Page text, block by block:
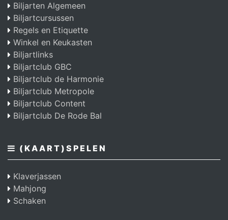
Biljarten Algemeen
Biljartcursussen
Regels en Etiquette
Winkel en Keukasten
Biljartlinks
Biljartclub GBC
Biljartclub de Harmonie
Biljartclub Metropole
Biljartclub Content
Biljartclub De Rode Bal
(KAART)SPELEN
Klaverjassen
Mahjong
Schaken